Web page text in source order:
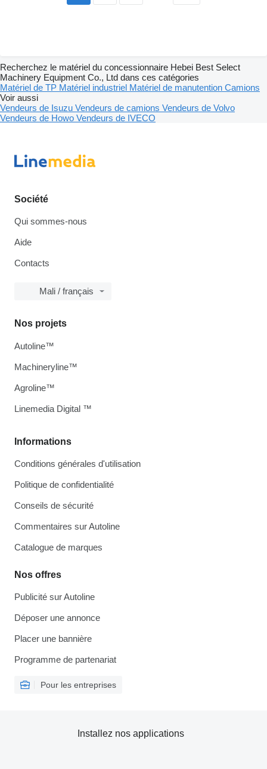
Recherchez le matériel du concessionnaire Hebei Best Select
Machinery Equipment Co., Ltd dans ces catégories
Matériel de TP Matériel industriel Matériel de manutention Camions
Voir aussi
Vendeurs de Isuzu Vendeurs de camions Vendeurs de Volvo
Vendeurs de Howo Vendeurs de IVECO
Société
Qui sommes-nous
Aide
Contacts
Mali / français
Informations
Conditions générales d'utilisation
Politique de confidentialité
Conseils de sécurité
Commentaires sur Autoline
Catalogue de marques
Nos offres
Publicité sur Autoline
Déposer une annonce
Placer une bannière
Programme de partenariat
Pour les entreprises
Nos projets
Autoline™
Machineryline™
Agroline™
Linemedia Digital ™
Installez nos applications